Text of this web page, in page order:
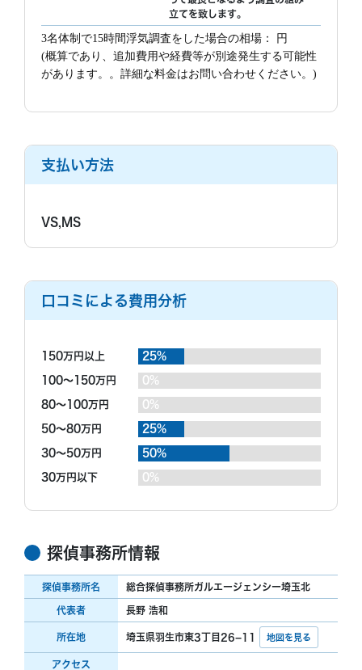
立てを致します｡
3名体制で15時間浮気調査をした場合の相場： 円
(概算であり、追加費用や経費等が別途発生する可能性
があります。。詳細な料金はお問い合わせください。)
支払い方法
VS,MS
口コミによる費用分析
150万円以上 25%
100～150万円 0%
80～100万円 0%
50～80万円 25%
30～50万円 50%
30万円以下 0%
探偵事務所情報
探偵事務所名 総合探偵事務所ガルエージェンシー埼玉北
代表者 長野 浩和
所在地 埼玉県羽生市東3丁目26−11 地図を見る
アクセス